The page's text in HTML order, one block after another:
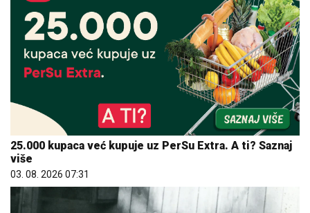
25.000 kupaca već kupuje uz PerSu Extra. A ti? Saznaj
više
03. 08. 2026 07:31